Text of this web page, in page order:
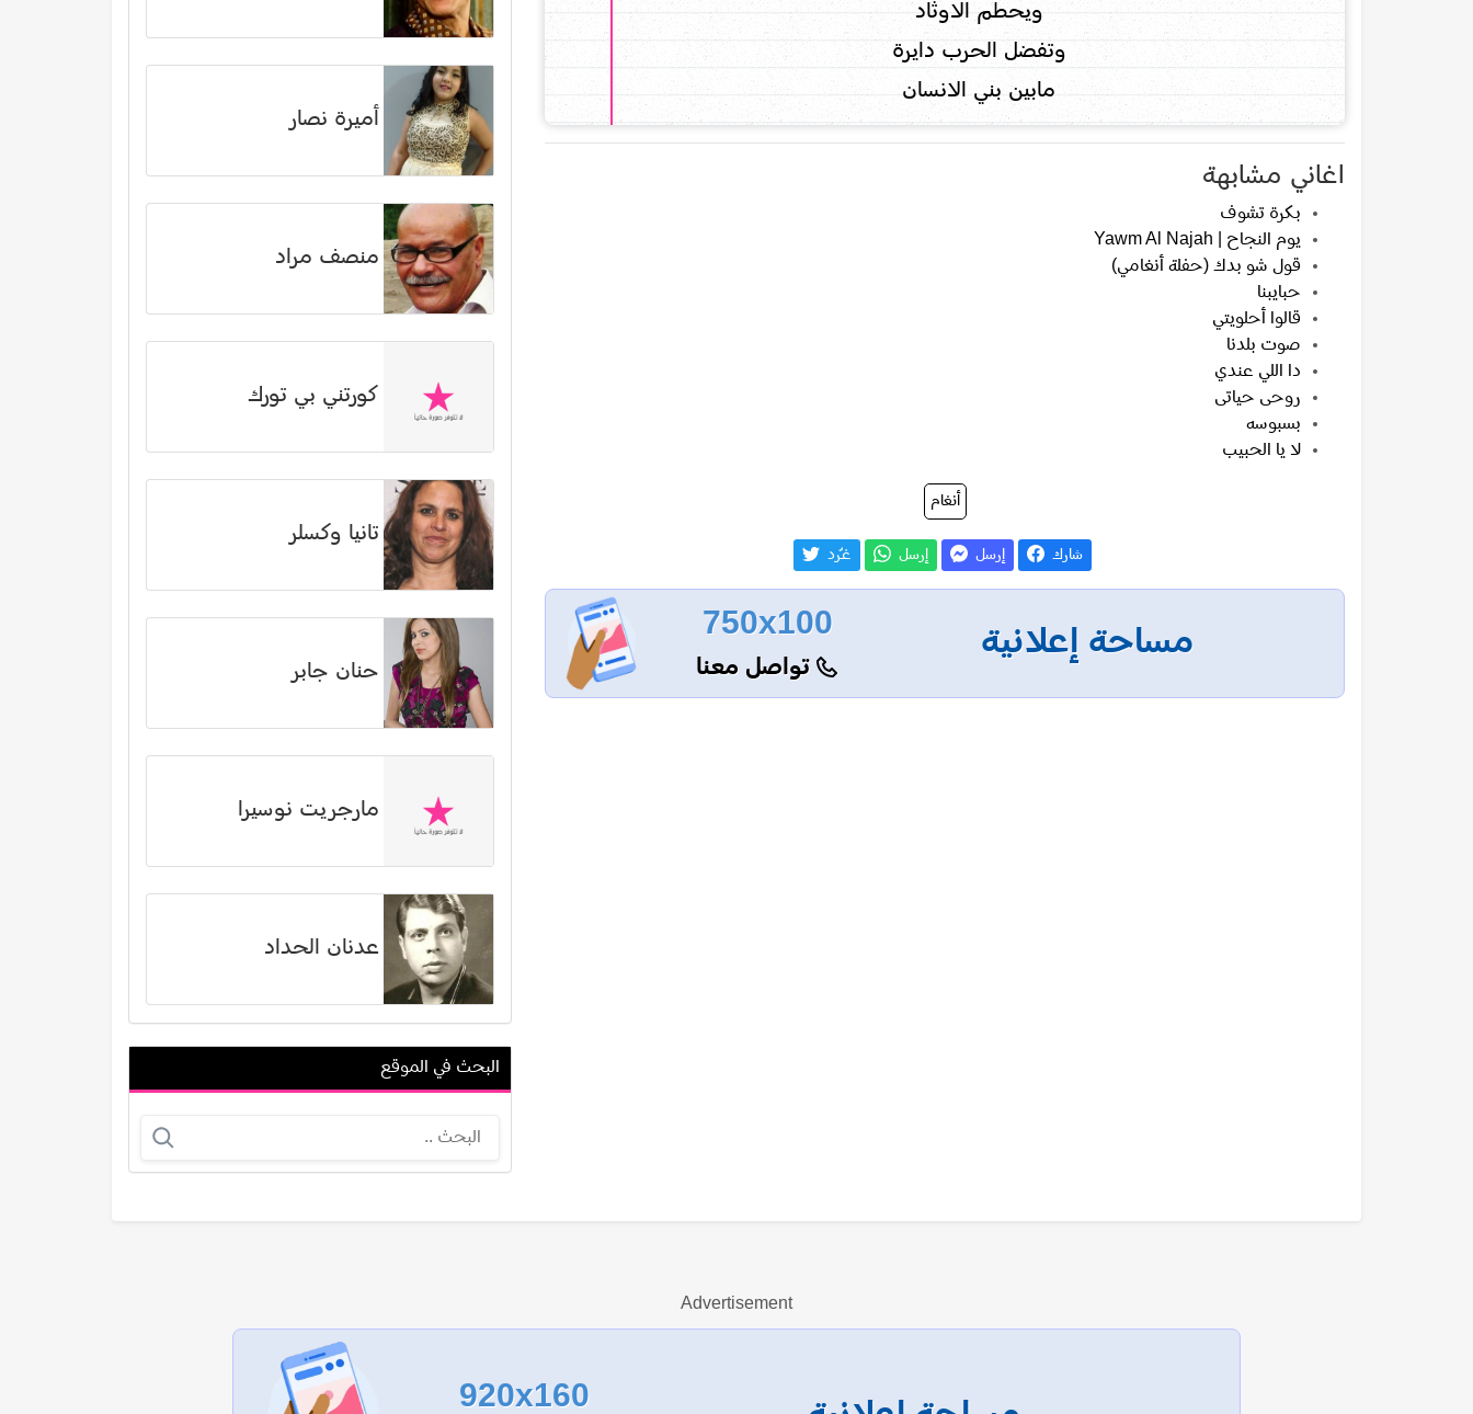
ويحطم الاوثاد
وتفضل الحرب دايرة
مابين بني الانسان
اغاني مشابهة
بكرة تشوف
يوم النجاح | Yawm Al Najah
قول شو بدك (حفلة أنغامي)
حبايبنا
قالوا أحلويتي
صوت بلدنا
دا اللي عندي
روحى حياتى
بسبوسه
لا يا الحبيب
أنغام
شارك إرسل إرسل غـّرد
مساحة إعلانية
750x100
تواصل معنا
أميرة نصار
منصف مراد
كورتني بي تورك
تانيا وكسلر
حنان جابر
مارجريت نوسيرا
عدنان الحداد
لمياء فغالي
عرض الكل
البحث في الموقع
Advertisement
920x160